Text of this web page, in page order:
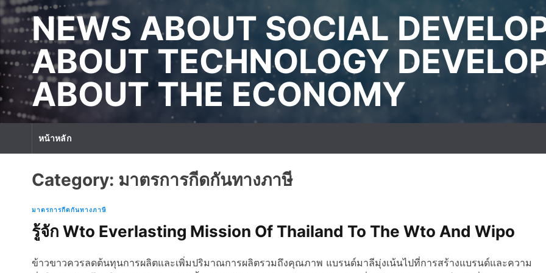
S
k
p
o
c
o
n
t
n
NEWS ABOUT SOCIAL
ABOUT TECHNOLOGY
ABOUT THE ECONOMY
หน้าหลัก
Category: มาตรการกีดกันทางภาษี
มาตรการกีดกันทางภาษี
รู้จัก Wto Everlasting Mission Of Thailand To The Wto And Wipo
ข้าวขาวควรลดต้นทุนการผลิตและเพิ่มปริมาณการผลิตรวมถึงคุณภาพ แบรนด์มาลีมุ่งเน้นไปที่การสร้างแบรนด์และความ